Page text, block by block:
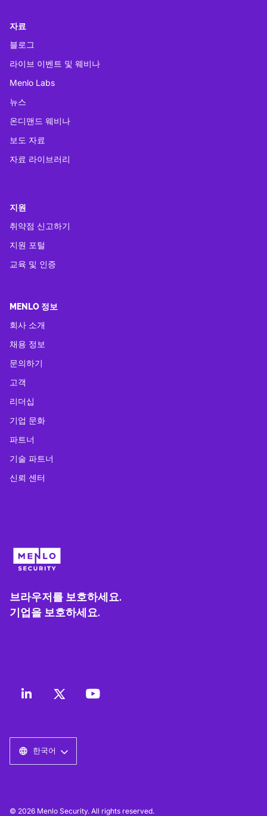
자료
블로그
라이브 이벤트 및 웨비나
Menlo Labs
뉴스
온디맨드 웨비나
보도 자료
자료 라이브러리
지원
취약점 신고하기
지원 포털
교육 및 인증
MENLO 정보
회사 소개
채용 정보
문의하기
고객
리더십
기업 문화
파트너
기술 파트너
신뢰 센터
브라우저를 보호하세요.
기업을 보호하세요.
한국어
© 2026 Menlo Security. All rights reserved.